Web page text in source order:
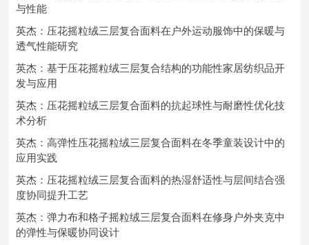
与性能
英杰：压花摇粒绒三层复合面料在户外运动服饰中的保暖与
透气性能研究
英杰：基于压花摇粒绒三层复合结构的功能性家居纺织品开
发与应用
英杰：压花摇粒绒三层复合面料的抗起球性与耐磨性优化技
术分析
英杰：高弹性压花摇粒绒三层复合面料在冬季童装设计中的
应用实践
英杰：压花摇粒绒三层复合面料的热湿舒适性与层间结合强
度协同提升工艺
英杰：弹力布和格子摇粒绒三层复合面料在修身户外夹克中
的弹性与保暖协同设计